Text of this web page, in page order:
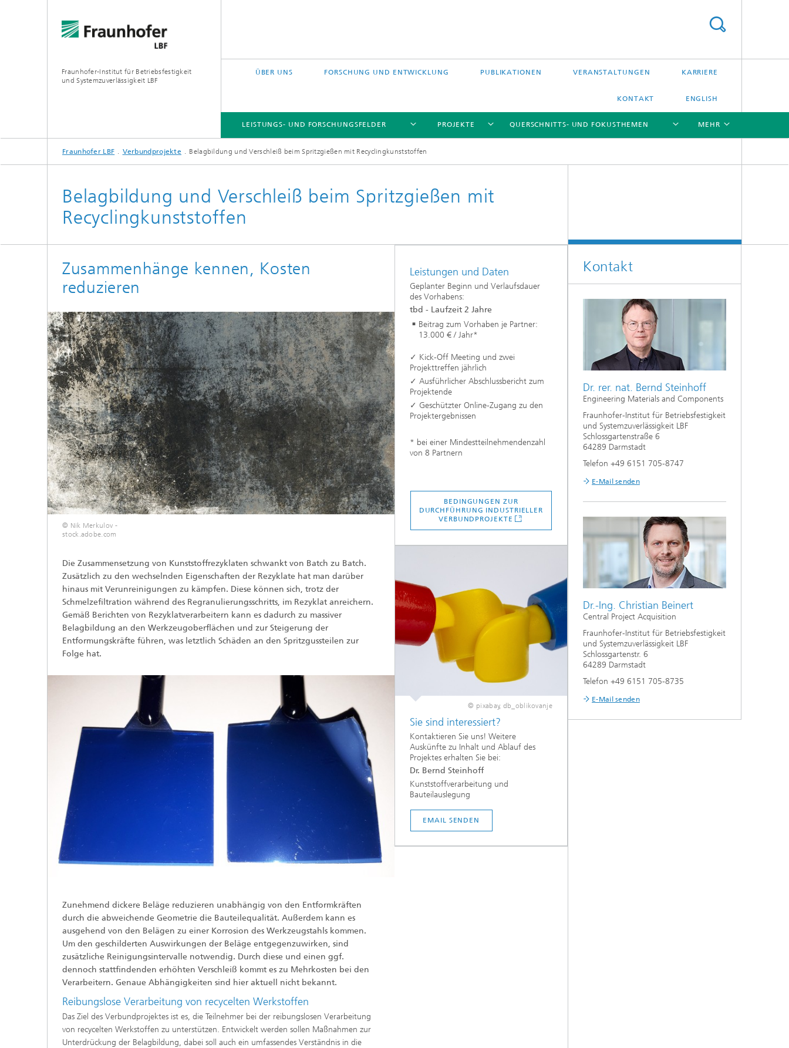
Fraunhofer-Institut für Betriebsfestigkeit
und Systemzuverlässigkeit LBF
ÜBER UNS FORSCHUNG UND ENTWICKLUNG PUBLIKATIONEN VERANSTALTUNGEN KARRIERE
KONTAKT ENGLISH
LEISTUNGS- UND FORSCHUNGSFELDER
LEISTUNGS- UND FORSCHUNGSFELDER
PROJEKTE
PROJEKTE
QUERSCHNITTS- UND FOKUSTHEMEN
QUERSCHNITTS- UND FOKUSTHEMEN
MEHR
Fraunhofer LBF Verbundprojekte Belagbildung und Verschleiß beim Spritzgießen mit Recyclingkunststoffen
Belagbildung und Verschleiß beim Spritzgießen mit
Recyclingkunststoffen
Zusammenhänge kennen, Kosten
reduzieren
© Nik Merkulov -
stock.adobe.com
Die Zusammensetzung von Kunststoffrezyklaten schwankt von Batch zu Batch.
Zusätzlich zu den wechselnden Eigenschaften der Rezyklate hat man darüber
hinaus mit Verunreinigungen zu kämpfen. Diese können sich, trotz der
Schmelzefiltration während des Regranulierungsschritts, im Rezyklat anreichern.
Gemäß Berichten von Rezyklatverarbeitern kann es dadurch zu massiver
Belagbildung an den Werkzeugoberflächen und zur Steigerung der
Entformungskräfte führen, was letztlich Schäden an den Spritzgussteilen zur
Folge hat.
Zunehmend dickere Beläge reduzieren unabhängig von den Entformkräften
durch die abweichende Geometrie die Bauteilequalität. Außerdem kann es
ausgehend von den Belägen zu einer Korrosion des Werkzeugstahls kommen.
Um den geschilderten Auswirkungen der Beläge entgegenzuwirken, sind
zusätzliche Reinigungsintervalle notwendig. Durch diese und einen ggf.
dennoch stattfindenden erhöhten Verschleiß kommt es zu Mehrkosten bei den
Verarbeitern. Genaue Abhängigkeiten sind hier aktuell nicht bekannt.
Reibungslose Verarbeitung von recycelten Werkstoffen
Das Ziel des Verbundprojektes ist es, die Teilnehmer bei der reibungslosen Verarbeitung
von recycelten Werkstoffen zu unterstützen. Entwickelt werden sollen Maßnahmen zur
Unterdrückung der Belagbildung, dabei soll auch ein umfassendes Verständnis in die
Leistungen und Daten
Geplanter Beginn und Verlaufsdauer
des Vorhabens:
tbd - Laufzeit 2 Jahre
Beitrag zum Vorhaben je Partner:
13.000 € / Jahr*
✓ Kick-Off Meeting und zwei
Projekttreffen jährlich
✓ Ausführlicher Abschlussbericht zum
Projektende
✓ Geschützter Online-Zugang zu den
Projektergebnissen
* bei einer Mindestteilnehmendenzahl
von 8 Partnern
BEDINGUNGEN ZUR
DURCHFÜHRUNG INDUSTRIELLER
VERBUNDPROJEKTE
© pixabay, db_oblikovanje
Sie sind interessiert?
Kontaktieren Sie uns! Weitere
Auskünfte zu Inhalt und Ablauf des
Projektes erhalten Sie bei:
Dr. Bernd Steinhoff
Kunststoffverarbeitung und
Bauteilauslegung
EMAIL SENDEN
Kontakt
Dr. rer. nat. Bernd Steinhoff
Engineering Materials and Components
Fraunhofer-Institut für Betriebsfestigkeit
und Systemzuverlässigkeit LBF
Schlossgartenstraße 6
64289 Darmstadt
Telefon +49 6151 705-8747
E-Mail senden
Dr.-Ing. Christian Beinert
Central Project Acquisition
Fraunhofer-Institut für Betriebsfestigkeit
und Systemzuverlässigkeit LBF
Schlossgartenstr. 6
64289 Darmstadt
Telefon +49 6151 705-8735
E-Mail senden